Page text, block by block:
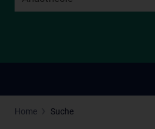
Home Suche